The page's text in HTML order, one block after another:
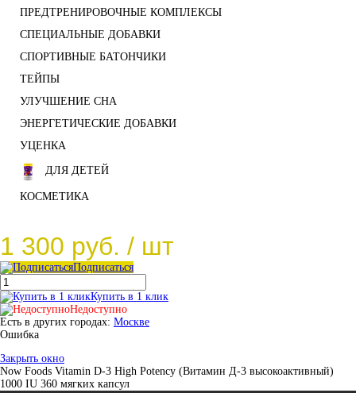
ПРЕДТРЕНИРОВОЧНЫЕ КОМПЛЕКСЫ
СПЕЦИАЛЬНЫЕ ДОБАВКИ
СПОРТИВНЫЕ БАТОНЧИКИ
ТЕЙПЫ
УЛУЧШЕНИЕ СНА
ЭНЕРГЕТИЧЕСКИЕ ДОБАВКИ
УЦЕНКА
ДЛЯ ДЕТЕЙ
КОСМЕТИКА
1 300 руб. / шт
Подписаться
Купить в 1 клик
Недоступно
Есть в других городах: Москве
Ошибка
Закрыть окно
Now Foods Vitamin D-3 High Potency (Витамин Д-3 высокоактивный)
1000 IU 360 мягких капсул